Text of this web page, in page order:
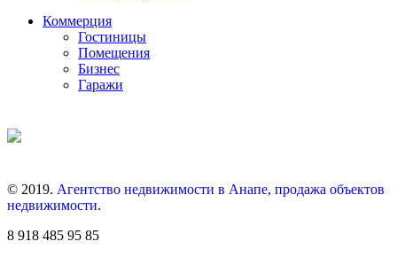
Коммерция
Гостиницы
Помещения
Бизнес
Гаражи
© 2019. Агентство недвижимости в Анапе, продажа объектов
недвижимости.
8 918 485 95 85